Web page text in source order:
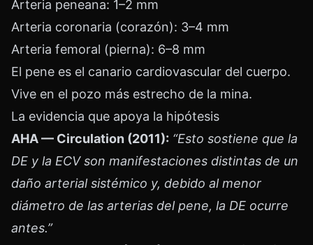
Arteria peneana: 1–2 mm
Arteria coronaria (corazón): 3–4 mm
Arteria femoral (pierna): 6–8 mm
El pene es el canario cardiovascular del cuerpo.
Vive en el pozo más estrecho de la mina.
La evidencia que apoya la hipótesis
AHA — Circulation (2011): “Esto sostiene que la
DE y la ECV son manifestaciones distintas de un
daño arterial sistémico y, debido al menor
diámetro de las arterias del pene, la DE ocurre
antes.”